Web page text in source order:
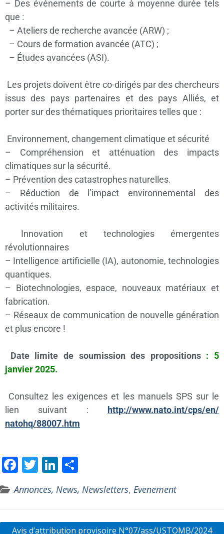
– Des événements de courte à moyenne durée tels
que :
– Ateliers de recherche avancée (ARW) ;
– Cours de formation avancée (ATC) ;
– Études avancées (ASI).
Les projets doivent être co-dirigés par des chercheurs
issus des pays partenaires et des pays Alliés, et
porter sur des thématiques prioritaires telles que :
Environnement, changement climatique et sécurité
– Compréhension et atténuation des impacts
climatiques sur la sécurité.
– Prévention des catastrophes naturelles.
– Réduction de l’impact environnemental des
activités militaires.
Innovation et technologies émergentes
révolutionnaires
– Intelligence artificielle (IA), autonomie, technologies
quantiques.
– Biotechnologies, espace, nouveaux matériaux et
fabrication.
– Réseaux de communication de nouvelle génération
et plus encore !
Date limite de soumission des propositions : 5
janvier 2025.
Consultez les exigences et les manuels SPS sur le
lien suivant :
http://www.nato.int/cps/en/
natohq/88007.htm
F
e
b
o
T
itt
er
Li
n
k
e
dI
ar
ta
g
er
Annonces, News, Newsletters, Evenement
Avis d’attribution provisoire N°07/ass/USTOMB/2024